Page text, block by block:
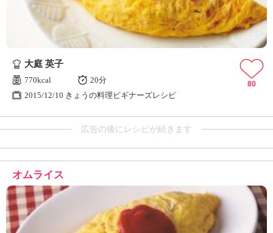
大庭 英子
770kcal
20分
2015/12/10 きょうの料理ビギナーズレシピ
80
広告の後にレシピが続きます
オムライス